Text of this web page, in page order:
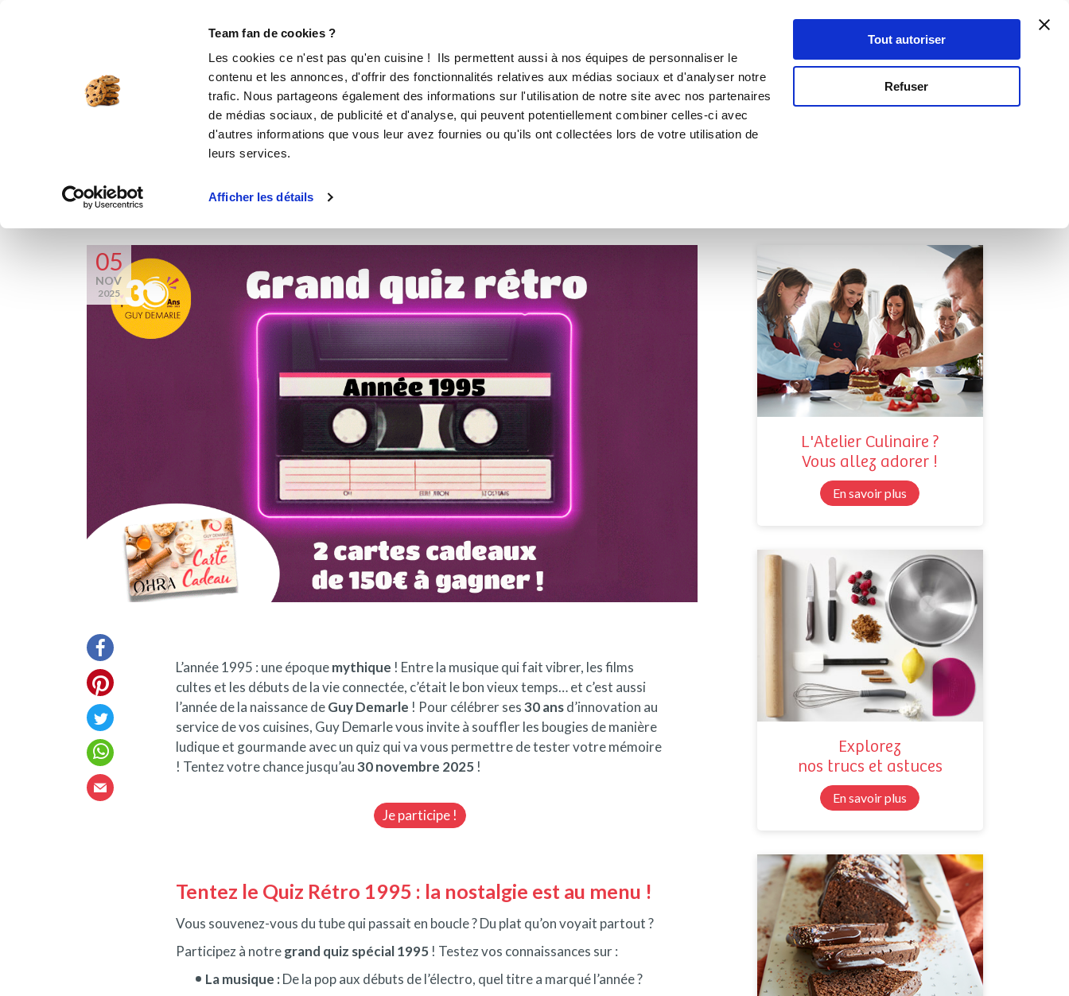
Team fan de cookies ?
Les cookies ce n'est pas qu'en cuisine ! Ils permettent aussi à nos équipes de personnaliser le
contenu et les annonces, d'offrir des fonctionnalités relatives aux médias sociaux et d'analyser notre
trafic. Nous partageons également des informations sur l'utilisation de notre site avec nos partenaires
de médias sociaux, de publicité et d'analyse, qui peuvent potentiellement combiner celles-ci avec
d'autres informations que vous leur avez fournies ou qu'ils ont collectées lors de votre utilisation de
leurs services.
Afficher les détails
Tout autoriser
Refuser
Se connecter
Grand quiz rétro 1995 :
testez votre mémoire pour
05
NOV
2025
L’année 1995 : une époquemythique ! Entre la musique qui fait vibrer, les films
cultes et les débuts de la vie connectée, c’était le bon vieux temps… et c’est aussi
l’année de la naissance deGuy Demarle ! Pour célébrer ses30 ansd’innovation au
service de vos cuisines, Guy Demarle vous invite à souffler les bougies de manière
ludique et gourmande avec un quiz qui va vous permettre de tester votre mémoire
! Tentez votre chance jusqu’au30 novembre 2025!
Je participe !
Tentez le Quiz Rétro 1995 : la nostalgie est au menu !
Vous souvenez-vous du tube qui passait en boucle ? Du plat qu’on voyait partout ?
Participez à notregrand quiz spécial 1995! Testez vos connaissances sur :
La musique :De la pop aux débuts de l’électro, quel titre a marqué l’année ?
L'Atelier Culinaire ?
Vous allez adorer !
En savoir plus
Explorez
nos trucs et astuces
En savoir plus